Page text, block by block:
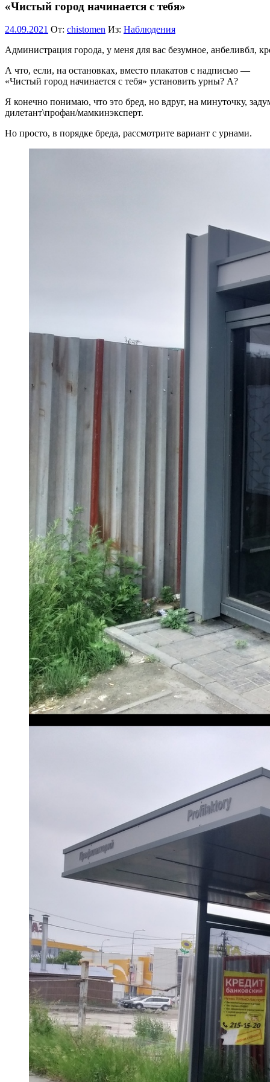
«Чистый город начинается с тебя»
24.09.2021 От: chistomen Из: Наблюдения
Администрация города, у меня для вас безумное, анбеливбл,
А что, если, на остановках, вместо плакатов с надписью —
«Чистый город начинается с тебя» установить урны? А?
Я конечно понимаю, что это бред, но вдруг, на минуточку,
дилетант\профан/мамкинэксперт.
Но просто, в порядке бреда, рассмотрите вариант с урнами.